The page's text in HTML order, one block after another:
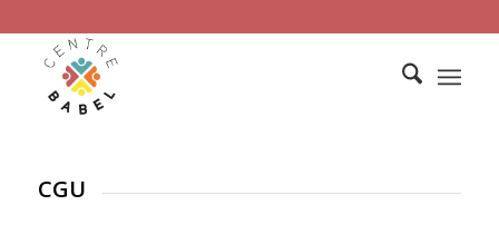
CGU